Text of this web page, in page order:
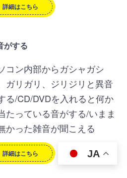
詳細はこちら
がする
コン内部からガシャガシ
ガリガリ、ジリジリと異音
る/CD/DVDを入れると何か
たっている音がする/いまま
かった雑音が聞こえる
詳細はこちら JA